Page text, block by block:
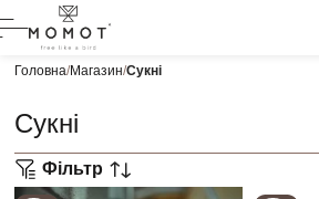
Головна Магазин Сукні
Сукні
Фільтр